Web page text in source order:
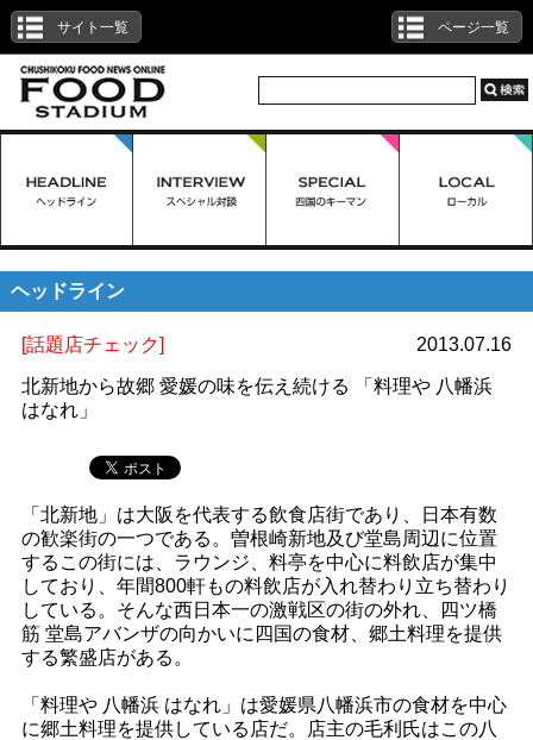
サイト一覧 ページ一覧
ヘッドライン
[話題店チェック] 2013.07.16
北新地から故郷 愛媛の味を伝え続ける 「料理や 八幡浜
はなれ」
「北新地」は大阪を代表する飲食店街であり、日本有数
の歓楽街の一つである。曽根崎新地及び堂島周辺に位置
するこの街には、ラウンジ、料亭を中心に料飲店が集中
しており、年間800軒もの料飲店が入れ替わり立ち替わり
している。そんな西日本一の激戦区の街の外れ、四ツ橋
筋 堂島アバンザの向かいに四国の食材、郷土料理を提供
する繁盛店がある。
「料理や 八幡浜 はなれ」は愛媛県八幡浜市の食材を中心
に郷土料理を提供している店だ。店主の毛利氏はこの八